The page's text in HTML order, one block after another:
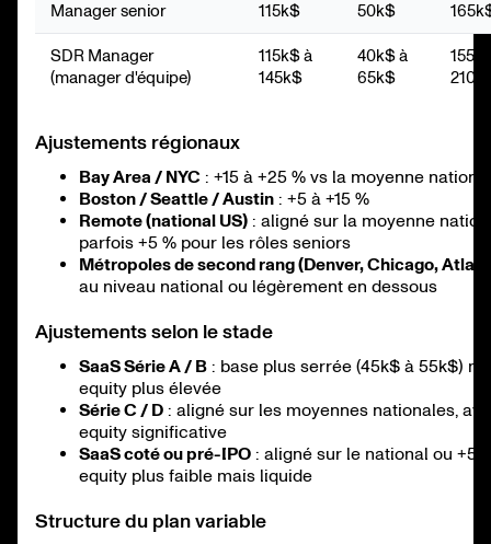
Manager senior
115k$
50k$
SDR Manager
(manager d'équipe)
115k$ à
145k$
40k$ à
65k$
Ajustements régionaux
Bay Area / NYC : +15 à +25 % vs la moyenne
Boston / Seattle / Austin : +5 à +15 %
Remote (national US) : aligné sur la moyenne
parfois +5 % pour les rôles seniors
Métropoles de second rang (Denver, Chicago,
au niveau national ou légèrement en dessous
Ajustements selon le stade
SaaS Série A / B : base plus serrée (45k$ à 55k$)
equity plus élevée
Série C / D : aligné sur les moyennes nationales,
equity significative
SaaS coté ou pré-IPO : aligné sur le national ou +5
equity plus faible mais liquide
Structure du plan variable